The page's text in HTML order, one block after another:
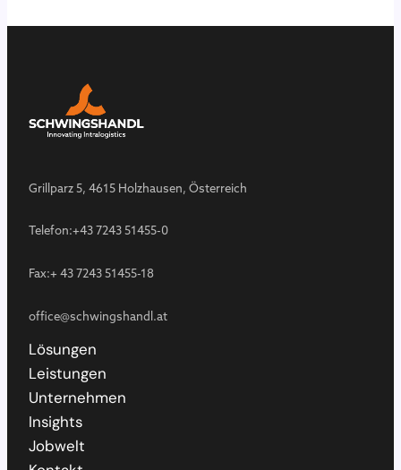
Grillparz 5, 4615 Holzhausen, Österreich
Telefon:+43 7243 51455-0
Fax:+ 43 7243 51455-18
office@schwingshandl.at
Lösungen
Leistungen
Unternehmen
Insights
Jobwelt